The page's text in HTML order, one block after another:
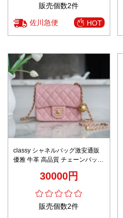
販売個数2件
佐川急便 HOT
classy シャネルバッグ激安通販
優雅 牛革 高品質 チェーンバッグ
30000円
販売個数2件